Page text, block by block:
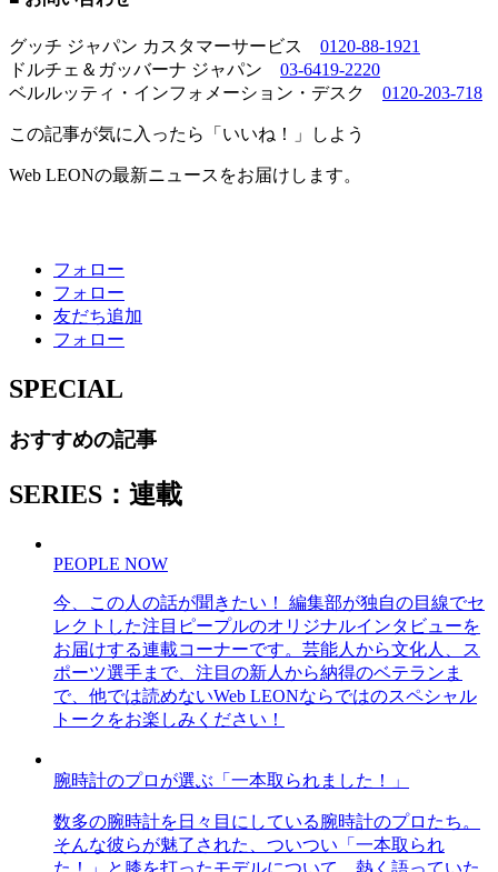
グッチ ジャパン カスタマーサービス 0120-88-1921
ドルチェ＆ガッバーナ ジャパン 03-6419-2220
ベルルッティ・インフォメーション・デスク 0120-203-718
この記事が気に入ったら「いいね！」しよう
Web LEONの最新ニュースをお届けします。
フォロー
フォロー
友だち追加
フォロー
SPECIAL
おすすめの記事
SERIES：連載
PEOPLE NOW
今、この人の話が聞きたい！ 編集部が独自の目線でセ
レクトした注目ピープルのオリジナルインタビューを
お届けする連載コーナーです。芸能人から文化人、ス
ポーツ選手まで、注目の新人から納得のベテランま
で、他では読めないWeb LEONならではのスペシャル
トークをお楽しみください！
腕時計のプロが選ぶ「一本取られました！」
数多の腕時計を日々目にしている腕時計のプロたち。
そんな彼らが魅了された、ついつい「一本取られ